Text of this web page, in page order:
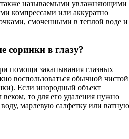
называемыми увлажняющими
компрессами или аккуратно
смоченными в теплой воде и
соринки в глазу?
помощи закапывания глазных
воспользоваться обычной чистой
Если инородный объект
то для его удаления нужно
марлевую салфетку или ватную